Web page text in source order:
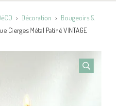
Décoration
Bougeoirs &
Cierges Métal Patiné VINTAGE